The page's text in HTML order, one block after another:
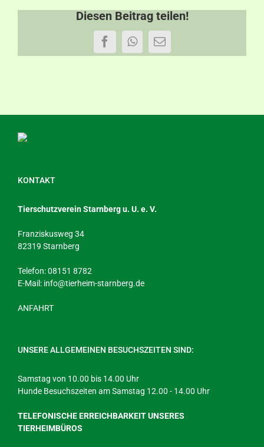
Diesen Beitrag teilen!
FacebookWhatsApp
E-
Mail
KONTAKT
Tierschutzverein Starnberg u. U. e. V.
Franziskusweg 34
82319 Starnberg
Telefon: 08151 8782
E-Mail: info@tierheim-starnberg.de
ANFAHRT
UNSERE ALLGEMEINEN BESUCHSZEITEN SIND:
Samstag von 10.00 bis 14.00 Uhr
Hunde Besuchszeiten am Samstag 12.00 - 14.00 Uhr
TELEFONISCHE ERREICHBARKEIT UNSERES
TIERHEIMBÜROS